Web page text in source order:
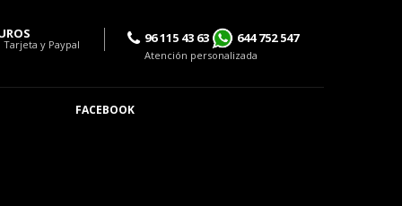
y Paypal 96 115 43 63 644 752 547
Atención personalizada
FACEBOOK